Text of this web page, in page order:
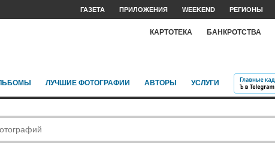
ГАЗЕТА ПРИЛОЖЕНИЯ WEEKEND РЕГИОНЫ
КАРТОТЕКА БАНКРОТСТВА
ЛУЧШИЕ ФОТОГРАФИИ АВТОРЫ УСЛУГИ